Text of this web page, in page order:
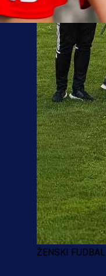
ŽENSKI FUDBAL